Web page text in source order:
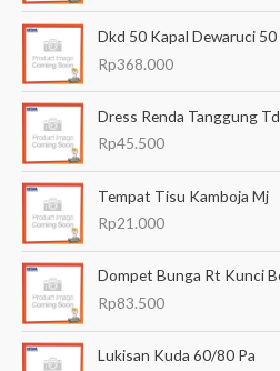
u
n
u
Dkd 50 Kapal Dewaruci
Rp368.000
Dress Renda Tanggung Td
Rp45.500
Tempat Tisu Kamboja Mj
Rp21.000
Dompet Bunga Rt Kunci
Rp83.500
Lukisan Kuda 60/80 Pa